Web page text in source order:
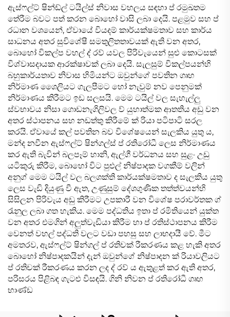
ඇස්ෆල්ට් ෂින්ඩ්ල් ටයිල්ස් නිවාස වහලය සඳහා ප් රමුඛතම
තේරීම බවට පත් කරන බොහෝ වාසි ලබා දෙයි. පළමුව සහ ප්
රධාන වශයෙන්, ඒවායේ වියදම් කාර්යක්ෂමතාව සහ කාර්ය
සාධනය අතර සුවිශේෂී සමතුලිතතාවයක් ඇති වන අතර,
බොහෝ විකල්ප වහල් ද් රව් යවල පිරිවැයෙන් සුළු කොටසක්
විශ්වාසදායක ආරක්ෂාවක් ලබා දෙයි. සැලසුම් විකල්පයන්හි
බහුකාර්යතාව නිවාස හිමියන්ට ඔවුන්ගේ පවතින ගෘහ
නිර්මාණ ශෛලියට ගැලපීමට හෝ නැවුම් නව පෙනුමක්
නිර්මාණය කිරීමට ඉඩ සලසයි. මෙම ටයිල් වල සැහැල්ලු
ස්වභාවය නිසා ගොඩනැගිලිවල ව් යුහාත්මක ආතතිය අඩු වන
අතර ස්ථාපනය සහ නඩත්තු කිරීමේ ක් රියා පටිපාටි සරල
කරයි. ඒවායේ කල් පවතින බව විශේෂයෙන් සැලකිය යුතු ය,
මන්ද නවීන ඇස්ෆල්ට් ෂින්ගල්ස් ප් රතිරෝධී ලෙස නිර්මාණය
කර ඇති බැවින් බලපෑම් හානි, ඇල්ගී වර්ධනය සහ සුළං උඩු
යටිකුරු කිරීම, බොහෝ විට පුළුල් නිෂ්පාදක වගකීම් වලින්
අනුග් මෙම ටයිල් වල බලශක්ති කාර්යක්ෂමතාව ද සැලකිය යුතු
ලෙස වැඩි දියුණු වී ඇත, උණුසුම් දේශගුණික තත්ත්වයන්හි
සිසිලන පිරිවැය අඩු කිරීමට උපකාරී වන විශේෂ පරාවර්තක ග්
රැනුල ලබා ගත හැකිය. මෙම පද්ධතිය ඉතා ප් රමිතියෙන් යුක්ත
වන අතර එමගින් අලුත්වැඩියා කිරීම හා ප් රතිස්ථාපනය කිරීම
වෙනත් වහල් පද්ධති වලට වඩා පහසු සහ ලාභදායී වේ. මීට
අමතරව, ඇස්ෆල්ට් ෂින්ගල් ප් රතිචක් රීකරණය කළ හැකි අතර
බොහෝ නිෂ්පාදකයින් දැන් ඔවුන්ගේ නිෂ්පාදන ක් රියාවලියට
ප් රතිචක් රීකරණය කරන ලද ද් රව් ය ඇතුළත් කර ඇති අතර,
පරිසරය පිළිබඳ ගැටළු විසඳයි. ගිනි නිවන ප් රතිරෝධී ගෘහ
භාණ්ඩ